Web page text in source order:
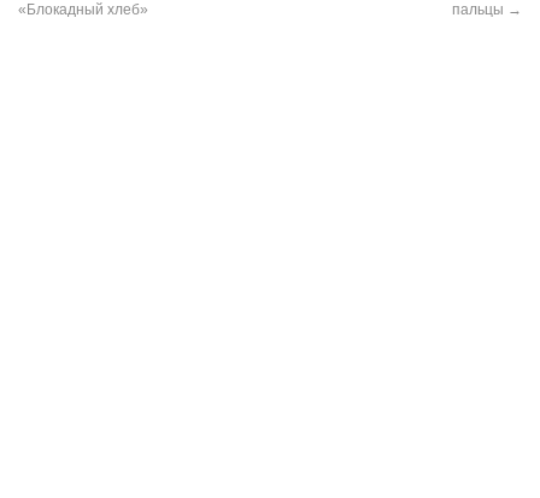
«Блокадный хлеб»
пальцы →